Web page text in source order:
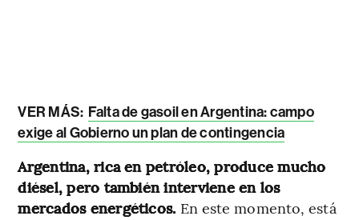
VER MÁS: Falta de gasoil en Argentina: campo
exige al Gobierno un plan de contingencia
Argentina, rica en petróleo, produce mucho
diésel, pero también interviene en los
mercados energéticos. En este momento, está